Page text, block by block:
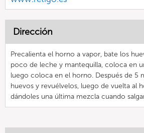
Dirección
Precalienta el horno a vapor, bate los
poco de leche y mantequilla, coloca en
luego coloca en el horno. Después de 5
huevos y revuélvelos, luego de vuelta al
dándoles una última mezcla cuando